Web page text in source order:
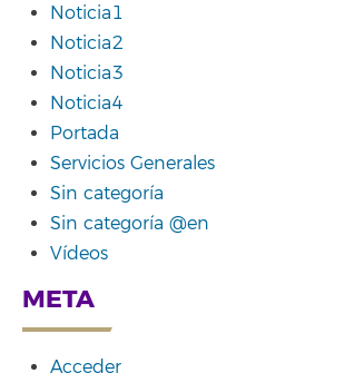
Noticia1
Noticia2
Noticia3
Noticia4
Portada
Servicios Generales
Sin categoría
Sin categoría @en
Vídeos
META
Acceder